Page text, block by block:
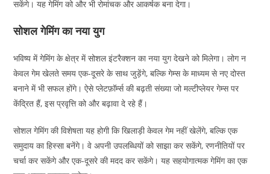
सकेंगे। यह गेमिंग को और भी रोमांचक और आकर्षक बना देगा।
सोशल गेमिंग का नया युग
भविष्य में गेमिंग के क्षेत्र में सोशल इंटरैक्शन का नया युग देखने को मिलेगा। लोग न
केवल गेम खेलते समय एक-दूसरे के साथ जुड़ेंगे, बल्कि गेम्स के माध्यम से नए दोस्त
बनाने में भी सफल होंगे। ऐसे प्लेटफ़ॉर्म्स की बढ़ती संख्या जो मल्टीप्लेयर गेम्स पर
केंद्रित हैं, इस प्रवृत्ति को और बढ़ावा दे रहे हैं।
सोशल गेमिंग की विशेषता यह होगी कि खिलाड़ी केवल गेम नहीं खेलेंगे, बल्कि एक
समुदाय का हिस्सा बनेंगे। वे अपनी उपलब्धियों को साझा कर सकेंगे, रणनीतियों पर
चर्चा कर सकेंगे और एक-दूसरे की मदद कर सकेंगे। यह सहयोगात्मक गेमिंग का एक